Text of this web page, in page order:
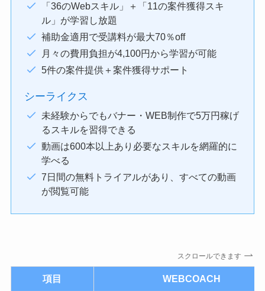
「36のWebスキル」＋「11の案件獲得スキ
ル」が学習し放題
補助金適用で受講料が最大70％off
月々の費用負担が4,100円から学習が可能
5件の案件提供＋案件獲得サポート
シーライクス
未経験からでもバナー・WEB制作で5万円稼げ
るスキルを習得できる
動画は600本以上あり必要なスキルを網羅的に
学べる
7日間の無料トライアルがあり、すべての動画
が閲覧可能
スクロールできます
項目 WEBCOACH